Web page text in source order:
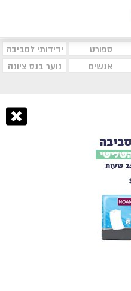
ספורט
ידידותי לסביבה
אנשים
נוער בנס ציונה